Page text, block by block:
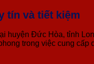
tín và tiết kiệm
huyện Đức Hòa, tỉnh
trong việc cung cấp